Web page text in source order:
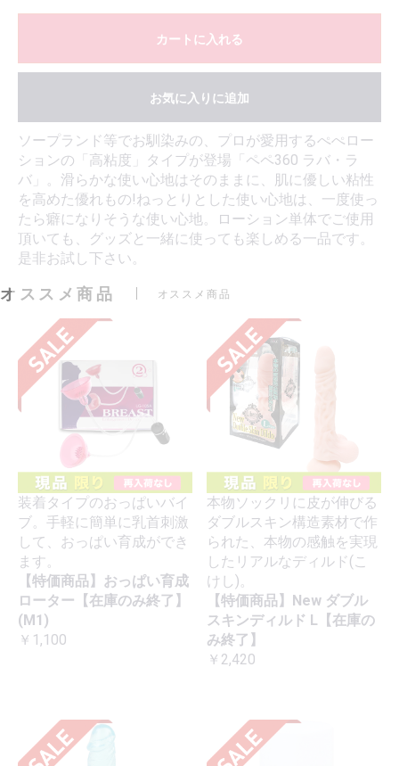
カートに入れる
お気に入りに追加
ソープランド等でお馴染みの、プロが愛用するぺぺロー
ションの「高粘度」タイプが登場「ペペ360 ラバ・ラ
バ」。滑らかな使い心地はそのままに、肌に優しい粘性
を高めた優れもの!ねっとりとした使い心地は、一度使っ
たら癖になりそうな使い心地。ローション単体でご使用
頂いても、グッズと一緒に使っても楽しめる一品です。
是非お試し下さい。
オススメ商品 オススメ商品
装着タイプのおっぱいバイ
ブ。手軽に簡単に乳首刺激
して、おっぱい育成ができ
ます。
【特価商品】おっぱい育成
ローター【在庫のみ終了】
(M1)
￥1,100
本物ソックリに皮が伸びる
ダブルスキン構造素材で作
られた、本物の感触を実現
したリアルなディルド(こ
けし)。
【特価商品】New ダブル
スキンディルド L【在庫の
み終了】
￥2,420